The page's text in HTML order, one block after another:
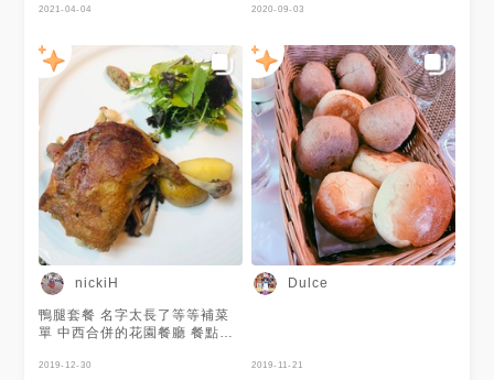
分鐘車程，櫻花季的時候還能賞
協興街61號 ⏱營業時間： 週
一、二早上10:00-下午18:00
週六、日 早上9:00-晚上21:00
公休日：週三、四 📞電話：04-
2582-1141 #千樺花園 #台中美
食 #台中景點 #台中義式#新社
景點#台中餐廳 #台中 #義法料
理 #賞櫻景點#新社美食#柳川#
網美景點#德國豬腳#新社花海
#taiwanesefood #櫻花季
入園門票100元 可折抵消費
2021-04-04 2020-09-03
nickiH
鴨腿套餐 名字太長了等等補菜
單 中西合併的花園餐廳 餐點烹
入場卷可折抵 若直接用餐也記
2019-12-30
Dulce
2019-11-21